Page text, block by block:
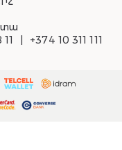
+374 10 311 111